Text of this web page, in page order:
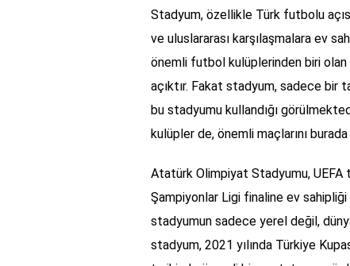
Stadyum, özellikle Türk futbolu
ve uluslararası karşılaşmalara ev
önemli futbol kulüplerinden biri olan
açıktır. Fakat stadyum, sadece bir
bu stadyumu kullandığı
kulüpler de, önemli maçlarını
Atatürk Olimpiyat Stadyumu, UEFA
Şampiyonlar Ligi finaline ev sahipliği
stadyumun sadece yerel değil,
stadyum, 2021 yılında Türkiye